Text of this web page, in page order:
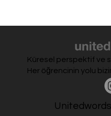
Küresel perspektif ve
Her öğrencinin yolu